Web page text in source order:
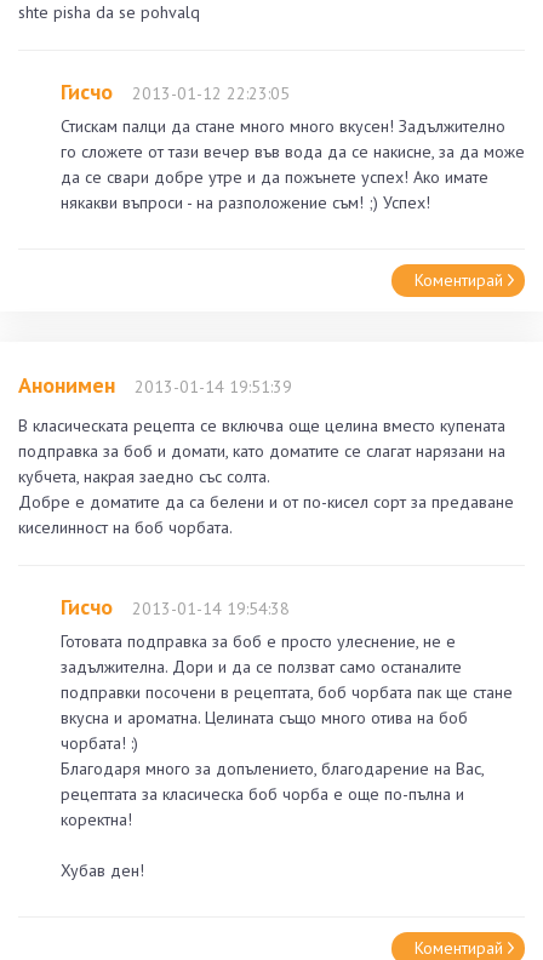
shte pisha da se pohvalq
Гисчо
2013-01-12 22:23:05
Стискам палци да стане много много вкусен! Задължително
го сложете от тази вечер във вода да се накисне, за да може
да се свари добре утре и да пожънете успех! Ако имате
някакви въпроси - на разположение съм! ;) Успех!
Коментирай
Анонимен
2013-01-14 19:51:39
В класическата рецепта се включва още целина вместо купената
подправка за боб и домати, като доматите се слагат нарязани на
кубчета, накрая заедно със солта.
Добре е доматите да са белени и от по-кисел сорт за предаване
киселинност на боб чорбата.
Гисчо
2013-01-14 19:54:38
Готовата подправка за боб е просто улеснение, не е
задължителна. Дори и да се ползват само останалите
подправки посочени в рецептата, боб чорбата пак ще стане
вкусна и ароматна. Целината също много отива на боб
чорбата! :)
Благодаря много за допълението, благодарение на Вас,
рецептата за класическа боб чорба е още по-пълна и
коректна!
Хубав ден!
Коментирай